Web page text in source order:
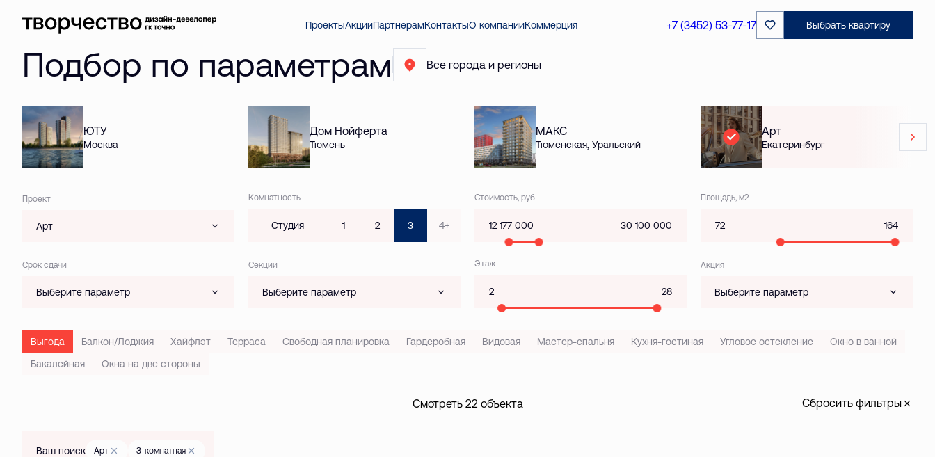
ПроектыАкцииПартнерамКонтактыО компанииКоммерция +7 (3452) 53-77-17 Выбрать квартиру
Подбор по параметрам Все города и регионы
ЮТУ
Москва
Дом Нойферта
Тюмень
МАКС
Тюменская, Уральский
Арт
Екатеринбург
Проект
Арт
Комнатность
Студия 1 2 3 4+
Стоимость, руб Площадь, м2
Срок сдачи
Выберите параметр
Секции
Выберите параметр
Этаж Акция
Выберите параметр
Выгода Балкон/Лоджия Хайфлэт Терраса Свободная планировка Гардеробная Видовая Мастер-спальня Кухня-гостиная Угловое остекление
Окно в ванной
Бакалейная
Окна на две стороны
Смотреть 22 объекта Сбросить фильтры
Ваш поиск Арт 3-комнатная